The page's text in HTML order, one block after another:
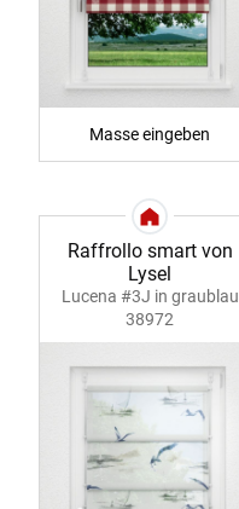
Masse eingeben
Raffrollo smart von
Lysel
Lucena #3J in graublau
38972